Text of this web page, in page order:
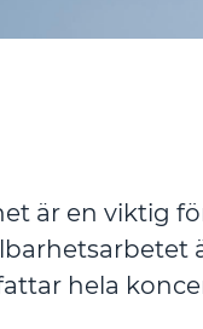
är en viktig
hela